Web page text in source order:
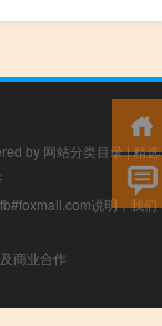
by 网站分类目录|精选
说明，我们
商业合作